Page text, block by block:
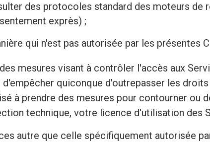
des protocoles standard des moteurs de
exprès) ;
qui n'est pas autorisée par les présentes
mesures visant à contrôler l'accès aux
quiconque d'outrepasser les
à prendre des mesures pour contourner
technique, votre licence d'utilisation des
autre que celle spécifiquement autorisée